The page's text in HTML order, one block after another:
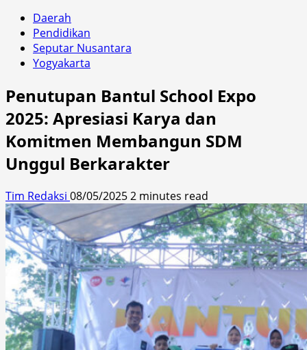
Daerah
Pendidikan
Seputar Nusantara
Yogyakarta
Penutupan Bantul School Expo
2025: Apresiasi Karya dan
Komitmen Membangun SDM
Unggul Berkarakter
Tim Redaksi 08/05/20252 minutes read